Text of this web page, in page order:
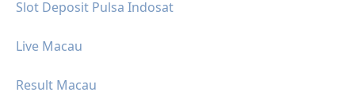
Slot Deposit Pulsa Indosat
Live Macau
Result Macau